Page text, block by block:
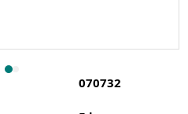
070732